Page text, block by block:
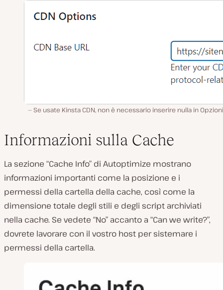
Se usate Kinsta CDN, non è necessario inserire nulla in Opzioni
Informazioni sulla Cache
La sezione “Cache Info” di Autoptimize mostrano
informazioni importanti come la posizione e i
permessi della cartella della cache, così come la
dimensione totale degli stili e degli script archiviati
nella cache. Se vedete “No” accanto a “Can we write?”,
dovrete lavorare con il vostro host per sistemare i
permessi della cartella.